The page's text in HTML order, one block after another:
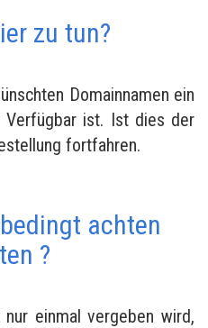
zu tun?
Domainnamen ein
ist. Ist dies der
fortfahren.
achten
?
einmal vergeben wird,